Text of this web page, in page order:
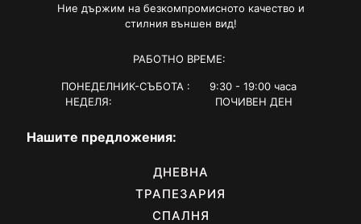
the
product
Ние държим на безкомпромисното качество и
стилния външен вид!
РАБОТНО ВРЕМЕ:
ПОНЕДЕЛНИК-СЪБОТА : 9:30 - 19:00 часа
НЕДЕЛЯ: ПОЧИВЕН ДЕН
Нашите предложения:
ДНЕВНА
ТРАПЕЗАРИЯ
СПАЛНЯ